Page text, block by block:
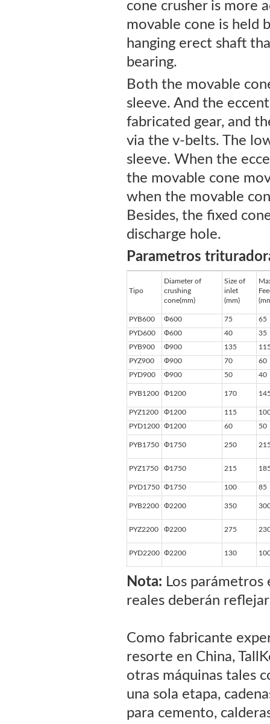
cone crusher is more
movable cone is held
hanging erect shaft
bearing.
Both the movable
sleeve. And the
fabricated gear, and
via the v-belts. The
sleeve. When the
the movable cone
when the movable
Besides, the fixed
discharge hole.
Parametros
Tipo
Diameter of
crushing
cone(mm)
Size of
inlet
(mm)
PYB600 Ф600 75
65
PYD600
Ф600 40
35
PYB900
Ф900 135
PYZ900
Ф900 70
60
PYD900
Ф900 50 40
PYB1200 Ф1200 170
PYZ1200 Ф1200 115
PYD1200 Ф1200 60 50
PYB1750 Ф1750 250
PYZ1750 Ф1750 215
PYD1750 Ф1750 100 85
PYB2200 Ф2200 350
PYZ2200 Ф2200 275
PYD2200 Ф2200 130
Nota: Los
reales deberán
Como fabricante
resorte en China,
otras máquinas tales
una sola etapa,
para cemento,